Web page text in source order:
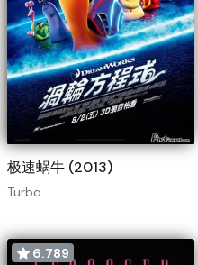
极速蜗牛 (2013)
Turbo
6.789